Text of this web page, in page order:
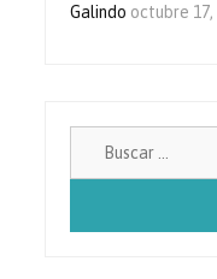
Galindo octubre 17,